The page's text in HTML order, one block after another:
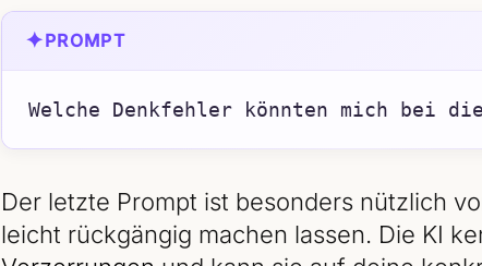
✦ PROMPT
Welche Denkfehler könnten mich bei
Der letzte Prompt ist besonders nützlich
leicht rückgängig machen lassen. Die KI